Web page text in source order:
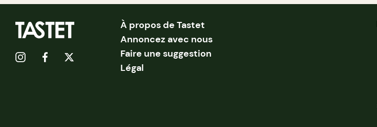
À propos de Tastet
Annoncez avec nous
Faire une suggestion
Légal